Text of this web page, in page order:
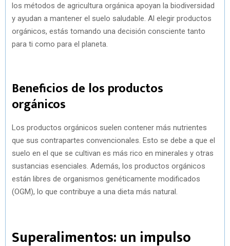
los métodos de agricultura orgánica apoyan la biodiversidad
y ayudan a mantener el suelo saludable. Al elegir productos
orgánicos, estás tomando una decisión consciente tanto
para ti como para el planeta.
Beneficios de los productos
orgánicos
Los productos orgánicos suelen contener más nutrientes
que sus contrapartes convencionales. Esto se debe a que el
suelo en el que se cultivan es más rico en minerales y otras
sustancias esenciales. Además, los productos orgánicos
están libres de organismos genéticamente modificados
(OGM), lo que contribuye a una dieta más natural.
Superalimentos: un impulso